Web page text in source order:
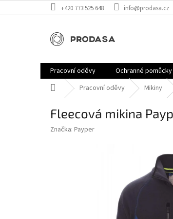
na
+420 773 525 648 info@prodasa.cz
Pracovní oděvy Ochranné pomůcky
Domů Pracovní oděvy Mikiny
Fleecová mikina
Značka: Payper